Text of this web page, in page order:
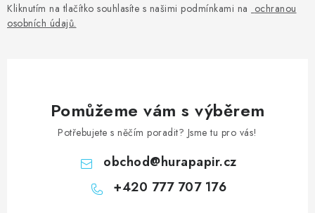
Kliknutím na tlačítko souhlasíte s našimi podmínkami na ochranou
osobních údajů.
Pomůžeme vám s výběrem
Potřebujete s něčím poradit? Jsme tu pro vás!
obchod@hurapapir.cz
+420 777 707 176